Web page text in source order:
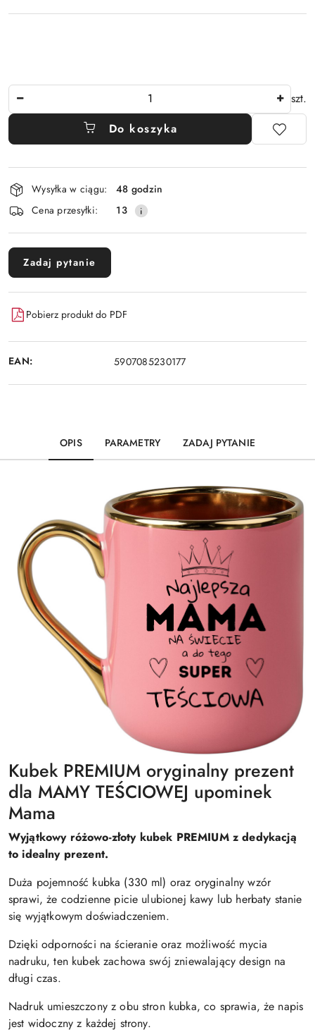
szt.
Do koszyka
Dostępność
i
dostawa
Wysyłka w ciągu:
48 godzin
Cena przesyłki:
13
Zadaj pytanie
Pobierz produkt do PDF
EAN: 5907085230177
OPIS PARAMETRY ZADAJ PYTANIE
Kubek PREMIUM oryginalny prezent
dla MAMY TEŚCIOWEJ upominek
Mama
Wyjątkowy różowo-złoty kubek PREMIUM z dedykacją
to idealny prezent.
Duża pojemność kubka (330 ml) oraz oryginalny wzór
sprawi, że codzienne picie ulubionej kawy lub herbaty stanie
się wyjątkowym doświadczeniem.
Dzięki odporności na ścieranie oraz możliwość mycia
nadruku, ten kubek zachowa swój zniewalający design na
długi czas.
Nadruk umieszczony z obu stron kubka, co sprawia, że napis
jest widoczny z każdej strony.